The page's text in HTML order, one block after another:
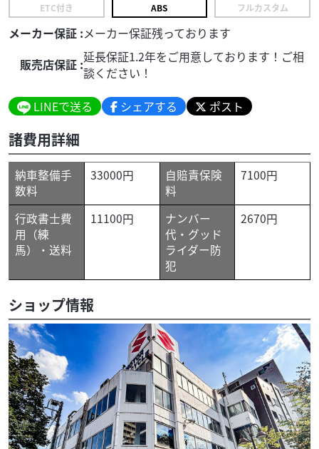
ETC付き ABS フルカスタム
メーカー保証 :メーカー保証残っております
販売店保証 :延長保証1.2年をご用意しております！ご相
談ください！
LINEで送る
シェアする ポスト
諸費用詳細
納車整備手
数料
33000円
自賠責保険
料
7100円
行政書士費
用（練
馬）・送料
11100円
ナンバー
代・グッド
ライダー防
犯
2670円
ショップ情報